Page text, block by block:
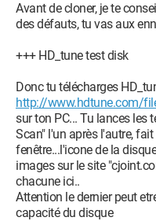
Avant de cloner, je te
des défauts, tu vas aux
+++ HD_tune test disk
Donc tu télécharges
http://www.hdtune.com/
sur ton PC... Tu lances les
Scan" l'un après l'autre,
fenêtre...l'icone de la
images sur le site
chacune ici..
Attention le dernier peut
capacité du disque